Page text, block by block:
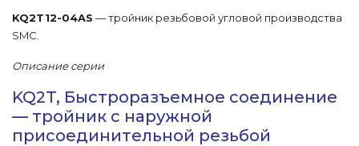
KQ2T12-04AS — тройник резьбовой угловой производства
SMC.
Описание серии
KQ2T, Быстроразъемное соединение
— тройник с наружной
присоединительной резьбой